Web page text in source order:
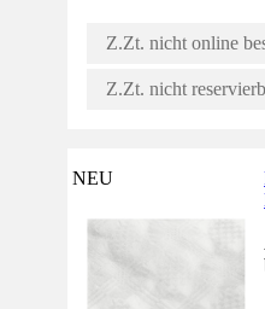
Z.Zt. nicht online
Z.Zt. nicht
NEU